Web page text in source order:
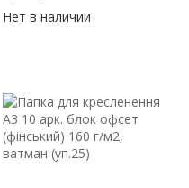
Нет в наличии